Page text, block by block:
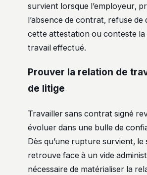
survient lorsque l’employeur,
l’absence de contrat, refuse de
cette attestation ou conteste la
travail effectué.
Prouver la relation de
de litige
Travailler sans contrat signé
évoluer dans une bulle de
Dès qu’une rupture survient, le
retrouve face à un vide
nécessaire de matérialiser la